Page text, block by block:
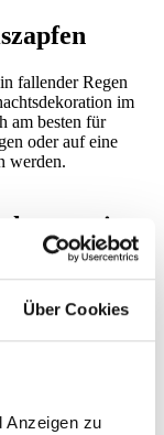
Über Cookies
Anzeigen zu
fallender Regen
im
am besten für
oder auf eine
werden.
sie die